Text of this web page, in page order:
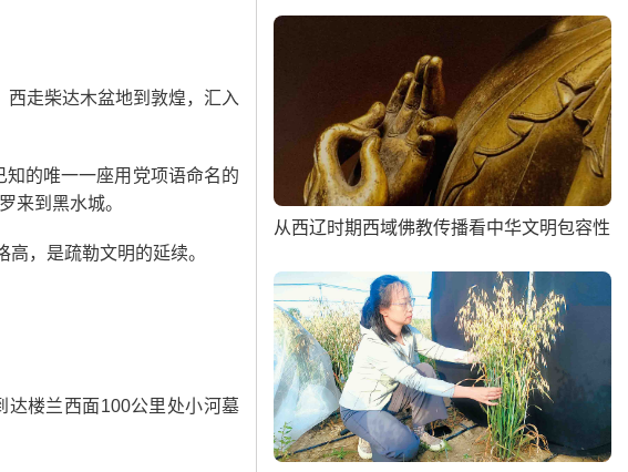
走柴达木盆地到敦煌，汇入
的唯一一座用党项语命名的
来到黑水城。
，是疏勒文明的延续。
达楼兰西面100公里处小河墓
从西辽时期西域佛教传播看中华文明包容性